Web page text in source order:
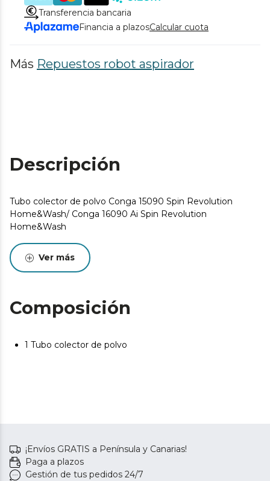
Transferencia bancaria
Financia a plazosCalcular cuota
Más Repuestos robot aspirador
Descripción
Tubo colector de polvo Conga 15090 Spin Revolution
Home&Wash/ Conga 16090 Ai Spin Revolution
Home&Wash
Ver más
Composición
1 Tubo colector de polvo
¡Envíos GRATIS a Península y Canarias!
Paga a plazos
Gestión de tus pedidos 24/7